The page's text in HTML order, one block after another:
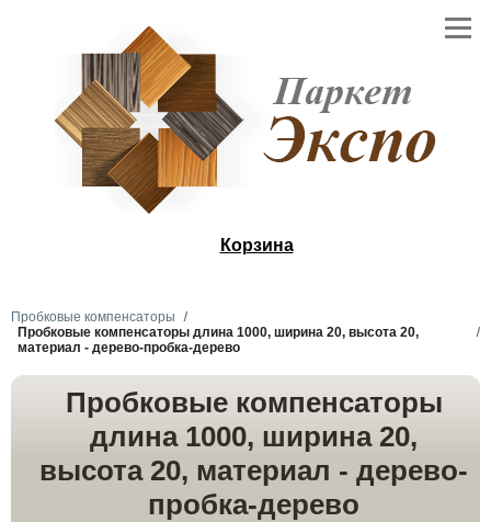
Корзина
Пробковые компенсаторы
Пробковые компенсаторы длина 1000, ширина 20, высота 20,
материал - дерево-пробка-дерево
Пробковые компенсаторы
длина 1000, ширина 20,
высота 20, материал - дерево-
пробка-дерево